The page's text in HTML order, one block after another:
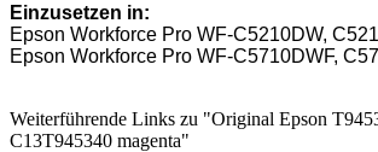
Einzusetzen in:
Epson Workforce Pro WF-C5210DW,
Epson Workforce Pro WF-C5710DWF,
Weiterführende Links zu "Original Epson
C13T945340 magenta"